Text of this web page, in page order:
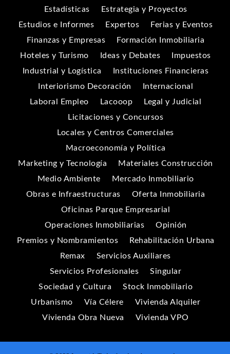
Estadísticas
Estrategia y Proyectos
Estudios e Informes
Expertos
Ferias y Eventos
Finanzas y Empresas
Formación Inmobiliaria
Hoteles y Turismo
Ideas y Debates
Impuestos
Industrial y Logística
Instituciones Financieras
Interiorismo Decoración
Internacional
Laboral Empleo
Lacooop
Legal y Judicial
Licitaciones y Concursos
Locales y Centros Comerciales
Macroeconomía y Política
Marketing y Tecnología
Materiales Construcción
Medio Ambiente
Mercado Inmobiliario
Obras e Infraestructuras
Oferta Inmobiliaria
Oficinas Parque Empresarial
Operaciones Inmobiliarias
Opinión
Premios y Nombramientos
Rehabilitación Urbana
Remax
Servicios Auxiliares
Servicios Profesionales
Singular
Sociedad y Cultura
Stock Inmobiliario
Urbanismo
Vía Célere
Vivienda Alquiler
Vivienda Obra Nueva
Vivienda VPO